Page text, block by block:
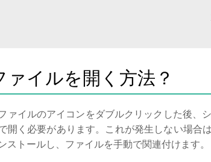
ァイルを開く方法？
ァイルのアイコンをダブルクリックした後、
開く必要があります。これが発生しない場合
ストールし、ファイルを手動で関連付けます。